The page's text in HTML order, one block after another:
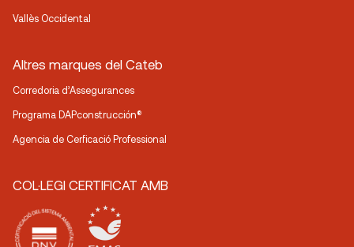
Vallès Occidental
Altres marques del Cateb
Corredoria d’Assegurances
Programa DAPconstrucción®
Agencia de Cerficació Professional
COL·LEGI CERTIFICAT AMB